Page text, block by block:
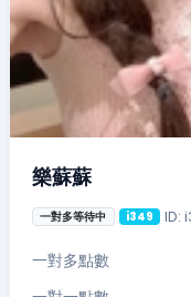
樂蘇蘇
一對多等待中 i349 ID:
一對多點數